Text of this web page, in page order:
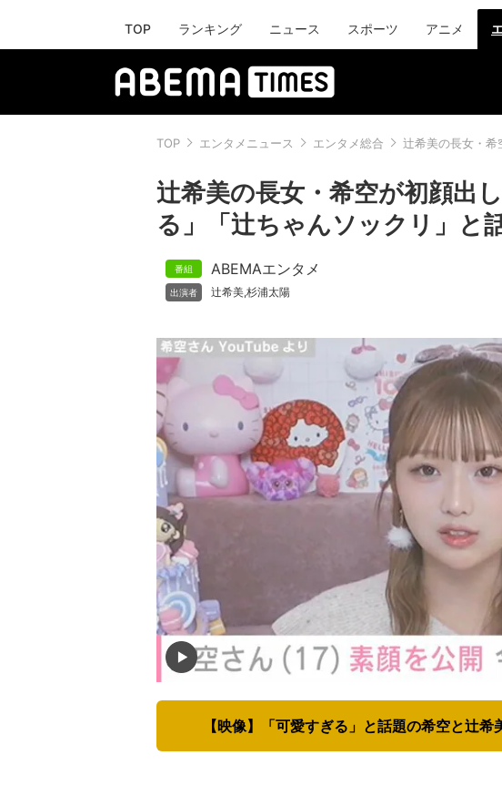
TOP ランキング ニュース スポーツ アニメ
TOP エンタメニュース エンタメ総合 辻希美の長女・希
辻希美の長女・希空が初顔出
る」「辻ちゃんソックリ」と
ABEMAエンタメ
辻希美,杉浦太陽
【映像】「可愛すぎる」と話題の希空と辻希